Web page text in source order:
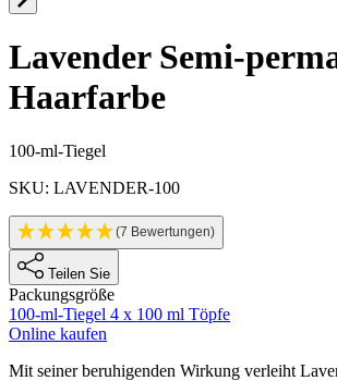
Lavender Semi-
Haarfarbe
Produktinformationen
100-ml-Tiegel
SKU: LAVENDER-100
(7 Bewertungen)
Teilen Sie
Packungsgröße
100-ml-Tiegel 4 x 100 ml Töpfe
Online kaufen
Description
Mit seiner beruhigenden Wirkung verleiht